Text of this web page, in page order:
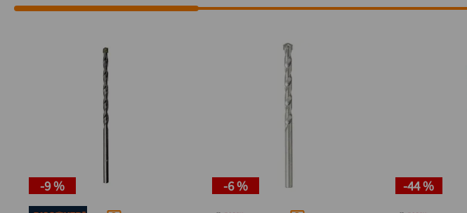
-9 % -6 % -44 %